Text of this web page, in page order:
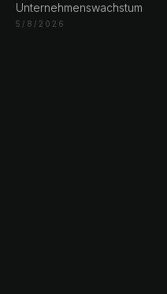
Unternehmenswachstum
5/8/2026